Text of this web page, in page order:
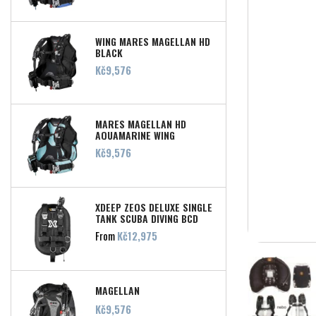
WING MARES MAGELLAN HD
BLACK
Price
Kč9,576
MARES MAGELLAN HD
AQUAMARINE WING
Price
Kč9,576
XDEEP ZEOS DELUXE SINGLE
TANK SCUBA DIVING BCD
FromPrice
Kč12,975
MAGELLAN
Price
Kč9,576